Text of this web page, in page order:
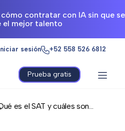
contratar con IA sin que se
el mejor talento
Iniciar sesión +52 558 526 6812
Prueba gratis
es el SAT y cuáles son...